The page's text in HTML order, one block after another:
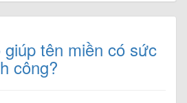
tên miền có sức
công?